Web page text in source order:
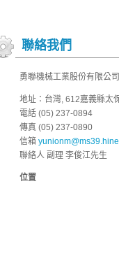
聯絡我們
勇聯機械工業股份有限公司
地址：台灣, 612嘉義縣太
電話 (05) 237-0894
傳真 (05) 237-0890
信箱
聯絡人 副理 李俊江先生
位置